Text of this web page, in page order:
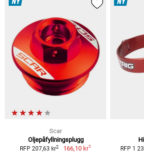
NY
Scar
Oljepåfyllningsplugg
RFP 207,63 kr2 166,10 kr1
NY
RFP 1